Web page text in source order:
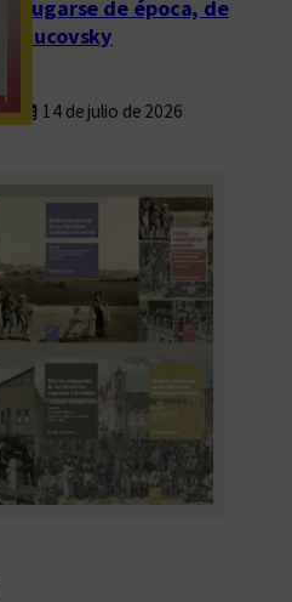
Fugarse de época, de
Rucovsky
14 de julio de 2026